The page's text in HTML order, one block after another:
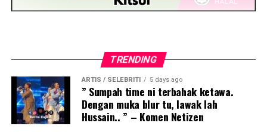
TRENDING
ARTIS / SELEBRITI 5 days ago
” Sumpah time ni terbahak ketawa.
Dengan muka blur tu, lawak lah
Hussain.. ” – Komen Netizen